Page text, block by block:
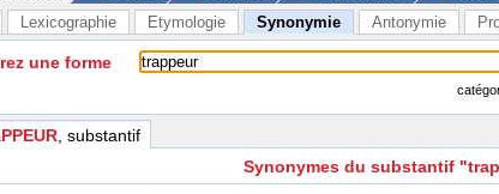
Lexicographie Etymologie Synonymie Antonymie
une forme
, substantif
Synonymes du substantif